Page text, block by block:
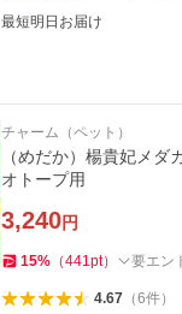
最短明日お届け
チャーム（ペット）
（めだか）楊貴妃メ
オトープ用
3,240円
15% （441pt） 要エン
4.67（6件）